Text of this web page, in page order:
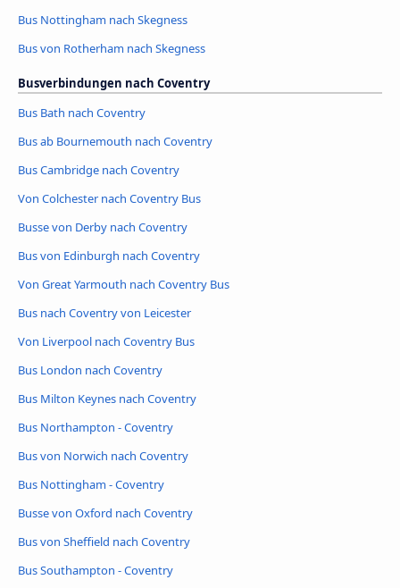
Bus Nottingham nach Skegness
Bus von Rotherham nach Skegness
Busverbindungen nach Coventry
Bus Bath nach Coventry
Bus ab Bournemouth nach Coventry
Bus Cambridge nach Coventry
Von Colchester nach Coventry Bus
Busse von Derby nach Coventry
Bus von Edinburgh nach Coventry
Von Great Yarmouth nach Coventry Bus
Bus nach Coventry von Leicester
Von Liverpool nach Coventry Bus
Bus London nach Coventry
Bus Milton Keynes nach Coventry
Bus Northampton - Coventry
Bus von Norwich nach Coventry
Bus Nottingham - Coventry
Busse von Oxford nach Coventry
Bus von Sheffield nach Coventry
Bus Southampton - Coventry